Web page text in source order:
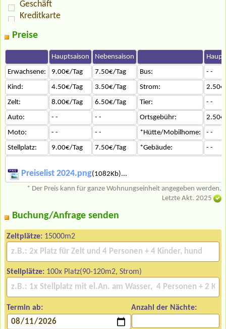
Geschäft
Kreditkarte
Preise
Hauptsaison Nebensaison
Erwachsene:
9.00€/Tag 7.50€/Tag Bus:
- -
Kind:
4.50€/Tag 3.50€/Tag Strom:
Zelt:
8.00€/Tag 6.50€/Tag Tier:
- -
Auto:
- - - - Ortsgebühr:
Moto:
- - - - *Hütte/Mobilhome:
- -
Stellplatz:
9.00€/Tag 7.50€/Tag *Gebäude: - -
Preiselist 2024.png(1082Kb)...
* Der Preis kann für ganze Wohnungseinheit angegeben werden.
Letzte Akt. 2025
Buchung/Anfrage senden
Zeltplätze: 15000m2
Stellplätze: 100x Platz(90-120m2, Strom)
Termin ab: Anzahl der Nächte: